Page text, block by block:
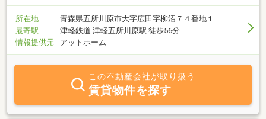
所在地
青森県五所川原市大字広田字柳沼７４番地１
最寄駅
津軽鉄道 津軽五所川原駅 徒歩56分
情報提供元
アットホーム
この不動産会社が取り扱う
賃貸物件を探す